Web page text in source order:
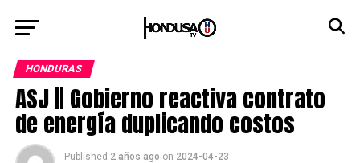
HONDURAS
ASJ || Gobierno reactiva contrato
de energía duplicando costos
Published 2 años ago on 2024-04-23